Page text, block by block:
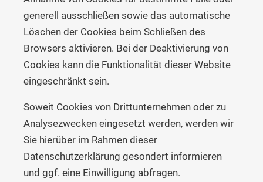
generell ausschließen sowie das automatische
Löschen der Cookies beim Schließen des
Browsers aktivieren. Bei der Deaktivierung von
Cookies kann die Funktionalität dieser Website
eingeschränkt sein.
Soweit Cookies von Drittunternehmen oder zu
Analysezwecken eingesetzt werden, werden wir
Sie hierüber im Rahmen dieser
Datenschutzerklärung gesondert informieren
und ggf. eine Einwilligung abfragen.